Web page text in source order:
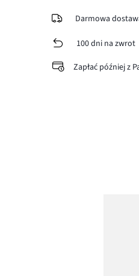
Darmowa
100 dni na zwrot
Zapłać później z